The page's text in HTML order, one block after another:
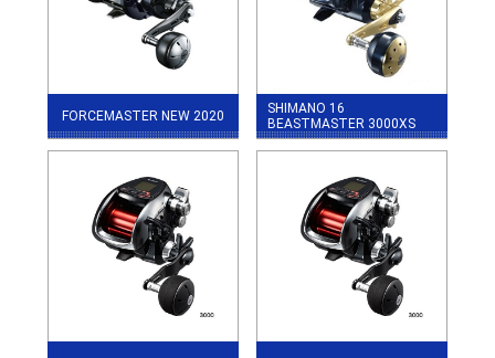
FORCEMASTER NEW 2020
SHIMANO 16
BEASTMASTER 3000XS